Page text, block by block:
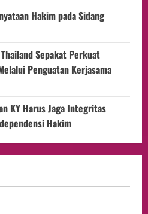
Hakim pada Sidang
Sepakat Perkuat
Penguatan Kerjasama
KY Harus Jaga Integritas
Hakim